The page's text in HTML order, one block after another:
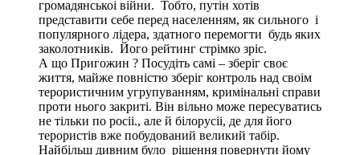
громадянськоі війни. Тобто, путін хотів
представити себе перед населенням, як сильного і
популярного лідера, здатного перемогти будь яких
заколотників. Його рейтинг стрімко зріс.
А що Пригожин ? Посудіть самі – зберіг своє
життя, майже повністю зберіг контроль над своім
терористичним угрупуванням, кримінальні справи
проти нього закриті. Він вільно може пересуватись
не тільки по росіі., але й білорусіі, де для його
терористів вже побудований великий табір.
Найбільш дивним було рішення повернути йому